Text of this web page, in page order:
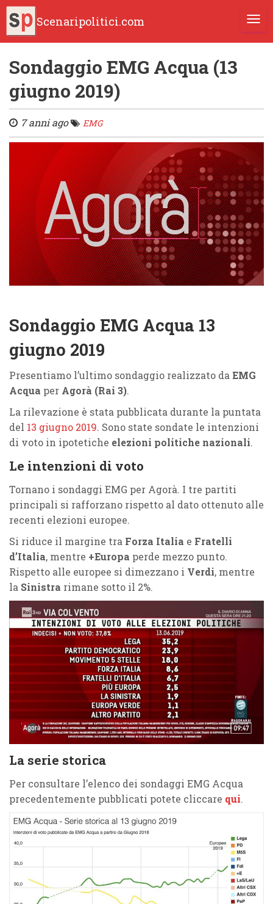
Scenaripolitici.com
Sondaggio EMG Acqua (13
giugno 2019)
7 anni ago EMG
Sondaggio EMG Acqua 13
giugno 2019
Presentiamo l’ultimo sondaggio realizzato da EMG
Acqua per Agorà (Rai 3).
La rilevazione è stata pubblicata durante la puntata
del 13 giugno 2019. Sono state sondate le intenzioni
di voto in ipotetiche elezioni politiche nazionali.
Le intenzioni di voto
Tornano i sondaggi EMG per Agorà. I tre partiti
principali si rafforzano rispetto al dato ottenuto alle
recenti elezioni europee.
Si riduce il margine tra Forza Italia e Fratelli
d’Italia, mentre +Europa perde mezzo punto.
Rispetto alle europee si dimezzano i Verdi, mentre
la Sinistra rimane sotto il 2%.
La serie storica
Per consultare l’elenco dei sondaggi EMG Acqua
precedentemente pubblicati potete cliccare qui.